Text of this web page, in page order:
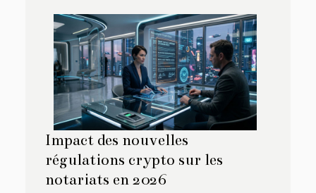
Impact des nouvelles
régulations crypto sur les
notariats en 2026